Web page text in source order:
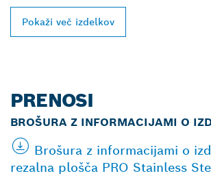
Pokaži več izdelkov
PRENOSI
BROŠURA Z INFORMACIJAMI O
Brošura z informacijami o
rezalna plošča PRO Stainless